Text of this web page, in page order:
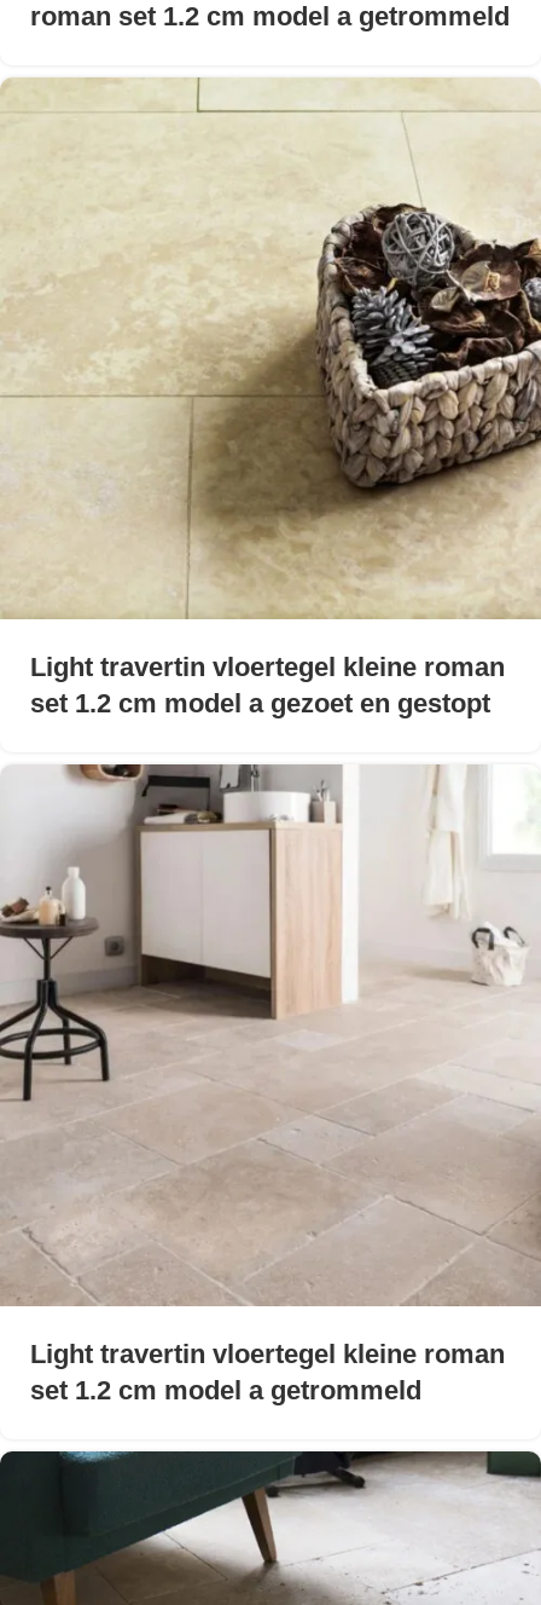
roman set 1.2 cm model a getrommeld
Light travertin vloertegel kleine roman
set 1.2 cm model a gezoet en gestopt
Light travertin vloertegel kleine roman
set 1.2 cm model a getrommeld